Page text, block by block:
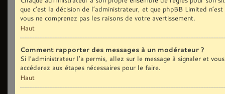
que c’est la décision de l’administrateur, et que phpBB Limited
vous ne comprenez pas les raisons de votre avertissement.
Haut
Comment rapporter des messages à un modérateur ?
Si l’administrateur l’a permis, allez sur le message à signaler et
accéderez aux étapes nécessaires pour le faire.
Haut